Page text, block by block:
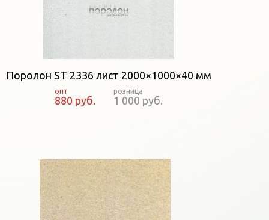
Поролон ST 2336 лист 2000×1000×40 мм
880 руб. 1 000 руб.